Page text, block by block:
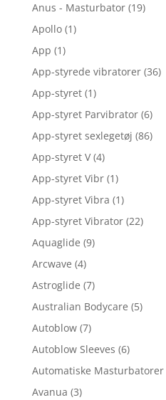
Anus - Masturbator (19)
Apollo (1)
App (1)
App-styrede vibratorer (36)
App-styret (1)
App-styret Parvibrator (6)
App-styret sexlegetøj (86)
App-styret V (4)
App-styret Vibr (1)
App-styret Vibra (1)
App-styret Vibrator (22)
Aquaglide (9)
Arcwave (4)
Astroglide (7)
Australian Bodycare (5)
Autoblow (7)
Autoblow Sleeves (6)
Automatiske Masturbatorer
Avanua (3)